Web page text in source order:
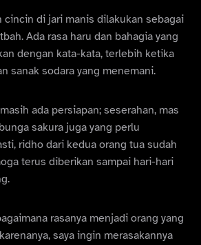
cincin di jari manis dilakukan sebagai
Ada rasa haru dan bahagia yang
dengan kata-kata, terlebih ketika
sanak sodara yang menemani.
ada persiapan; seserahan, mas
sakura juga yang perlu
ridho dari kedua orang tua sudah
terus diberikan sampai hari-hari
rasanya menjadi orang yang
saya ingin merasakannya